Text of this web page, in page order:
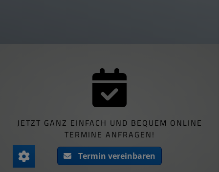
JETZT GANZ EINFACH UND BEQUEM ONLINE
TERMINE ANFRAGEN!
Termin vereinbaren